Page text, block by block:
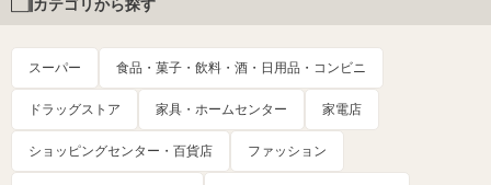
カテゴリから探す
スーパー 食品・菓子・飲料・酒・日用品・コンビニ
ドラッグストア 家具・ホームセンター 家電店
ショッピングセンター・百貨店 ファッション